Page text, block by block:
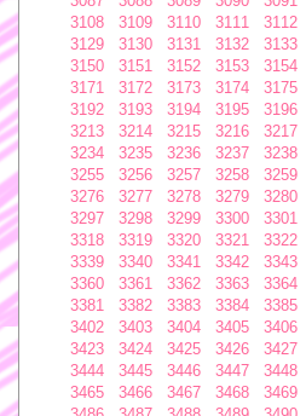
3108
3109 3110 3111 3112
3129
3130 3131 3132 3133
3150
3151 3152 3153 3154
3171
3172 3173 3174 3175
3192
3193 3194 3195 3196
3213
3214 3215 3216 3217
3234
3235 3236 3237 3238
3255
3256 3257 3258 3259
3276
3277 3278 3279 3280
3297
3298 3299 3300 3301
3318
3319 3320 3321 3322
3339
3340 3341 3342 3343
3360
3361 3362 3363 3364
3381
3382 3383 3384 3385
3402
3403 3404 3405 3406
3423
3424 3425 3426 3427
3444
3445 3446 3447 3448
3465
3466 3467 3468 3469